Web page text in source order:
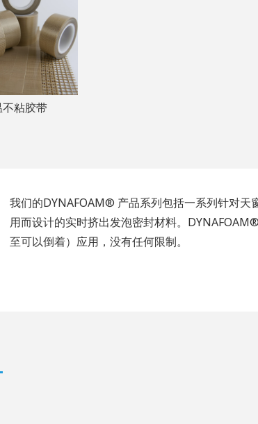
粘胶带
我们的DYNAFOAM® 产品系列包括一系列针对
用而设计的实时挤出发泡密封材料。
至可以倒着）应用，没有任何限制。